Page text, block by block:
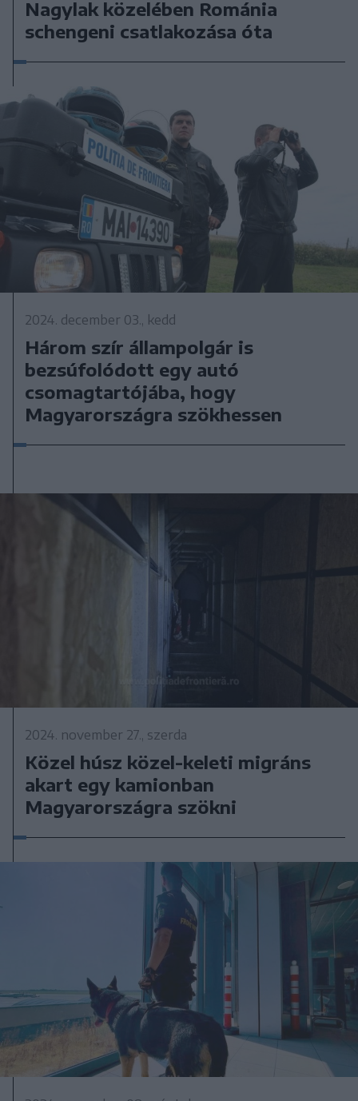
Nagylak közelében Románia
schengeni csatlakozása óta
2024. december 03., kedd
Három szír állampolgár is
bezsúfolódott egy autó
csomagtartójába, hogy
Magyarországra szökhessen
2024. november 27., szerda
Közel húsz közel-keleti migráns
akart egy kamionban
Magyarországra szökni